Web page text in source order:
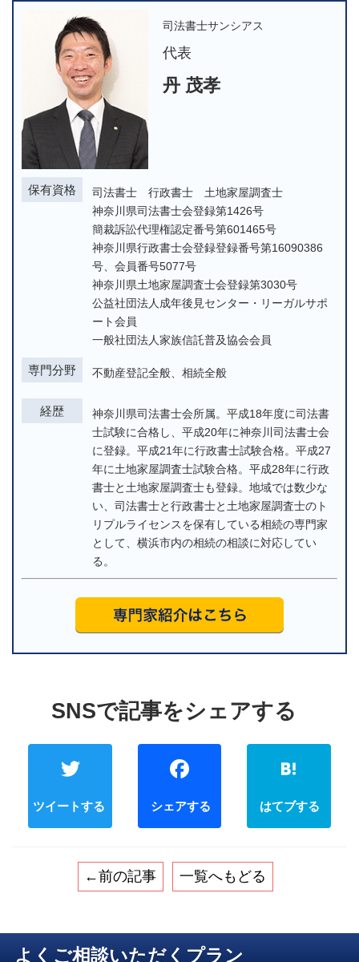
司法書士サンシアス
代表
丹 茂孝
保有資格
司法書士 行政書士 土地家屋調査士
神奈川県司法書士会登録第1426号
簡裁訴訟代理権認定番号第601465号
神奈川県行政書士会登録登録番号第16090386
号、会員番号5077号
神奈川県土地家屋調査士会登録第3030号
公益社団法人成年後見センター・リーガルサポ
ート会員
一般社団法人家族信託普及協会会員
専門分野 不動産登記全般、相続全般
経歴
神奈川県司法書士会所属。平成18年度に司法書
士試験に合格し、平成20年に神奈川司法書士会
に登録。平成21年に行政書士試験合格。平成27
年に土地家屋調査士試験合格。平成28年に行政
書士と土地家屋調査士も登録。地域では数少な
い、司法書士と行政書士と土地家屋調査士のト
リプルライセンスを保有している相続の専門家
として、横浜市内の相続の相談に対応してい
る。
Twitter
←前の記事 一覧へもどる
よくご相談いただくプラン